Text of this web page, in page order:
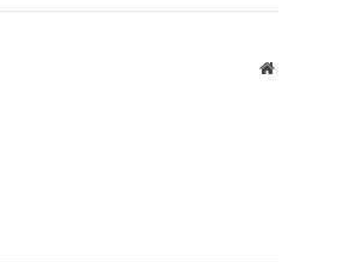
Website